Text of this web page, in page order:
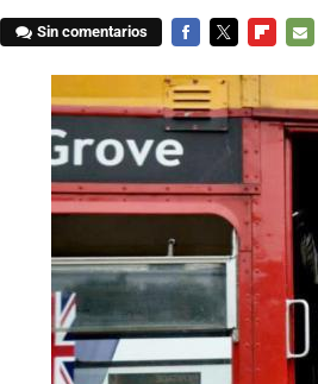
Sin comentarios